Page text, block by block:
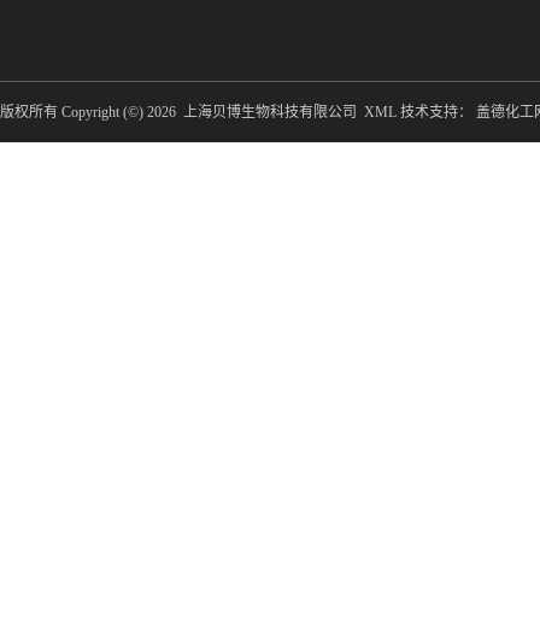
版权所有 Copyright (©) 2026 上海贝博生物科技有限公司 XML 技术支持： 盖德化工